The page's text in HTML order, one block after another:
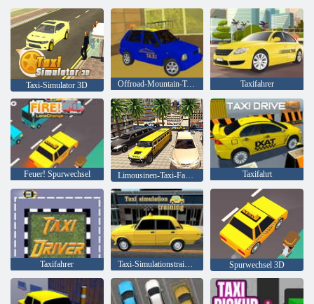
Taxi-Simulator 3D Offroad-Mountain-Taxi-Fahrer-Spiel Taxifahrer
Feuer! Spurwechsel Limousinen-Taxi-Fahrsimulator: Limousinen-Autospiele Taxifahrt
Taxifahrer Taxi-Simulationstraining Spurwechsel 3D